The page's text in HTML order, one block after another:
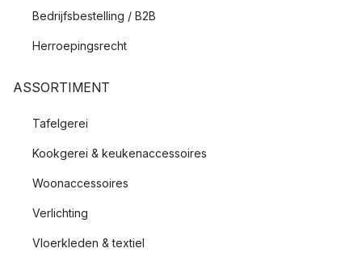
Bedrijfsbestelling / B2B
Herroepingsrecht
ASSORTIMENT
Tafelgerei
Kookgerei & keukenaccessoires
Woonaccessoires
Verlichting
Vloerkleden & textiel